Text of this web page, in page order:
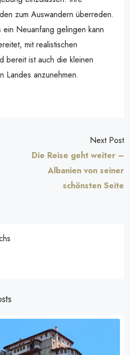
zum Auswandern überreden.
ein Neuanfang gelingen kann
mit realistischen
bereit ist auch die kleinen
Landes anzunehmen.
Next Post
Die Reise geht weiter –
Albanien von seiner
schönsten Seite